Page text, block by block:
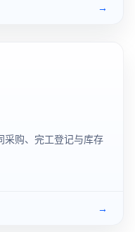
→
采购、完工登记与库存
→